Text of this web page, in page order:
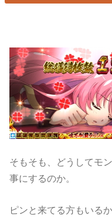
そもそも、どうしてモ
事にするのか。
ピンと来てる方もいる